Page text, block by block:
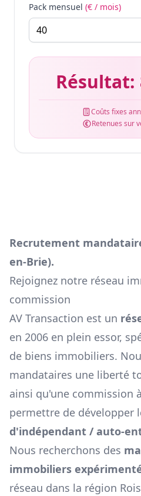
Pack mensuel (€ / mois)
Résultat:
Coûts fixes
Retenues sur
Recrutement
en-Brie).
Rejoignez notre réseau
commission
AV Transaction est un
en 2006 en plein essor,
de biens immobiliers.
mandataires une liberté
ainsi qu'une commission
permettre de développer
d'indépendant / auto-
Nous recherchons des
immobiliers
réseau dans la région